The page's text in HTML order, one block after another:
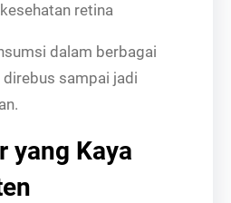
retina
dalam berbagai
sampai jadi
yang Kaya